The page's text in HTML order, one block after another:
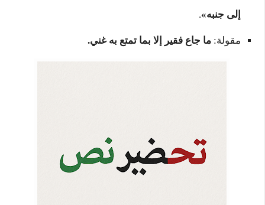
إلى جنبه».
مقولة:ما جاع فقير إلا بما تمتع به غني.